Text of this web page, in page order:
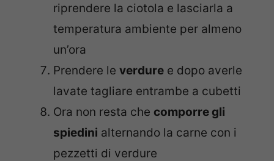
riprendere la ciotola e lasciarla a
temperatura ambiente per almeno
un’ora
Prendere le verdure e dopo averle
lavate tagliare entrambe a cubetti
Ora non resta che comporre gli
spiedini alternando la carne con i
pezzetti di verdure